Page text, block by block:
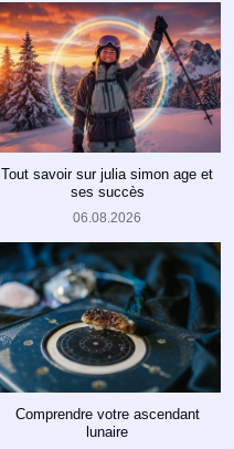
Tout savoir sur julia simon age et
ses succès
06.08.2026
Comprendre votre ascendant
lunaire